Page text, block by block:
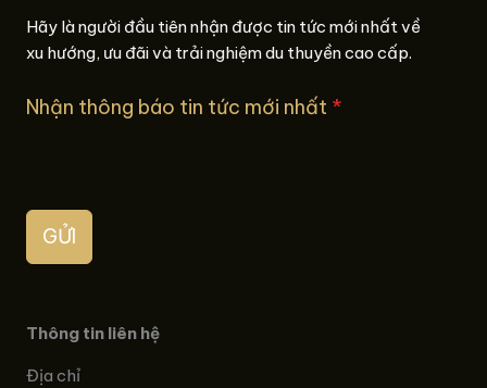
Hãy là người đầu tiên nhận được tin tức mới nhất về
xu hướng, ưu đãi và trải nghiệm du thuyền cao cấp.
Nhận thông báo tin tức mới nhất *
GỬI
Thông tin liên hệ
Địa chỉ